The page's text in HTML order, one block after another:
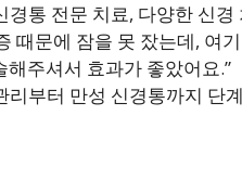
경통 전문 치료, 다양한 신
때문에 잠을 못 잤는데, 여
주셔서 효과가 좋았어요.”
리부터 만성 신경통까지 단